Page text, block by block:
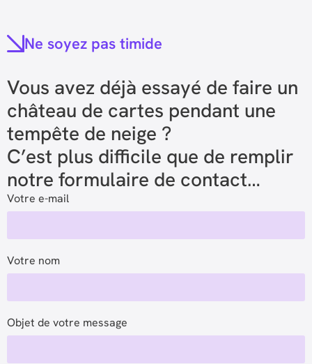
Ne soyez pas timide
Vous avez déjà essayé de faire un
château de cartes pendant une
tempête de neige ?
C’est plus difficile que de remplir
notre formulaire de contact…
Votre e-mail
Votre nom
Objet de votre message